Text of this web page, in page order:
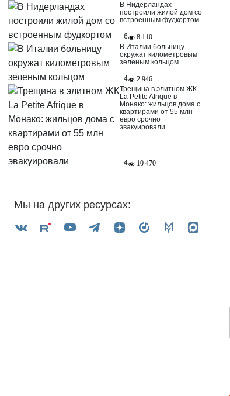
В Нидерландах
построили жилой дом со
встроенным фудкортом
6
8 110
В Италии больницу
окружат километровым
зеленым кольцом
4
2 946
Трещина в элитном ЖК
La Petite Afrique в
Монако: жильцов дома с
квартирами от 55 млн
евро срочно
эвакуировали
4 10 470
Мы на других ресурсах: